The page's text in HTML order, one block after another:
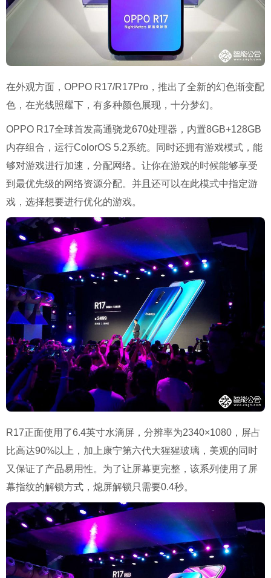
在外观方面，OPPO R17/R17Pro，推出了全新的幻色渐变配
色，在光线照耀下，有多种颜色展现，十分梦幻。
OPPO R17全球首发高通骁龙670处理器，内置8GB+128GB
内存组合，运行ColorOS 5.2系统。同时还拥有游戏模式，能
够对游戏进行加速，分配网络。让你在游戏的时候能够享受
到最优先级的网络资源分配。并且还可以在此模式中指定游
戏，选择想要进行优化的游戏。
R17正面使用了6.4英寸水滴屏，分辨率为2340×1080，屏占
比高达90%以上，加上康宁第六代大猩猩玻璃，美观的同时
又保证了产品易用性。为了让屏幕更完整，该系列使用了屏
幕指纹的解锁方式，熄屏解锁只需要0.4秒。